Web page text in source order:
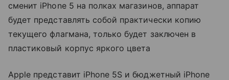
сменит iPhone 5 на полках магазинов, аппарат
будет представлять собой практически копию
текущего флагмана, только будет заключен в
пластиковый корпус яркого цвета
Apple представит iPhone 5S и бюджетный iPhone